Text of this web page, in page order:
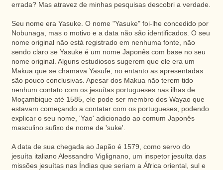
errada? Mas atravez de minhas pesquisas descobri a verdade.
Seu nome era Yasuke. O nome "Yasuke" foi-lhe concedido por
Nobunaga, mas o motivo e a data não são identificados. O seu
nome original não está registrado em nenhuma fonte, não
sendo claro se Yasuke é um nome Japonês com base no seu
nome original. Alguns estudiosos sugerem que ele era um
Makua que se chamava Yasufe, no entanto as apresentadas
são pouco conclusivas. Apesar dos Makua não terem tido
nenhum contato com os jesuítas portugueses nas ilhas de
Moçambique até 1585, ele pode ser membro dos Wayao que
estavam começando a contatar com os portugueses, podendo
explicar o seu nome, 'Yao' adicionado ao comum Japonês
masculino sufixo de nome de 'suke'.
A data de sua chegada ao Japão é 1579, como servo do
jesuíta italiano Alessandro Viglignano, um inspetor jesuíta das
missões jesuítas nas Índias que seriam a África oriental, sul e